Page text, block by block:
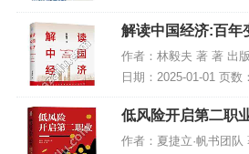
4054 电子书大小：
容简介 本...
解读中国经济:百年
复兴之路,PDF下载
作者：林毅夫 著 著 出
日期：2025-01-01 页数
93 电子书大小：
简介...
低风险开启第二职
资源
作者：夏捷立·帆书团